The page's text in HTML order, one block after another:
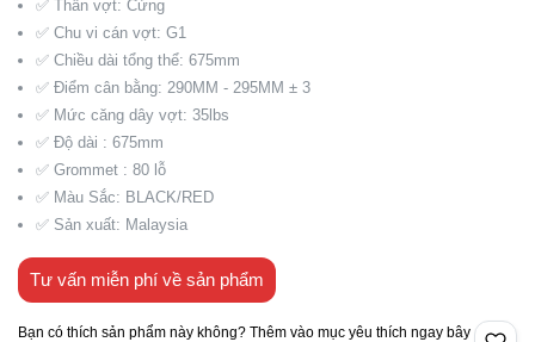
✅ Thân vợt: Cứng
✅ Chu vi cán vợt: G1
✅ Chiều dài tổng thể: 675mm
✅ Điểm cân bằng: 290MM - 295MM ± 3
✅ Mức căng dây vợt: 35lbs
✅ Độ dài : 675mm
✅ Grommet : 80 lỗ
✅ Màu Sắc: BLACK/RED
✅ Sản xuất: Malaysia
Tư vấn miễn phí về sản phẩm
Bạn có thích sản phẩm này không? Thêm vào mục yêu thích ngay bây